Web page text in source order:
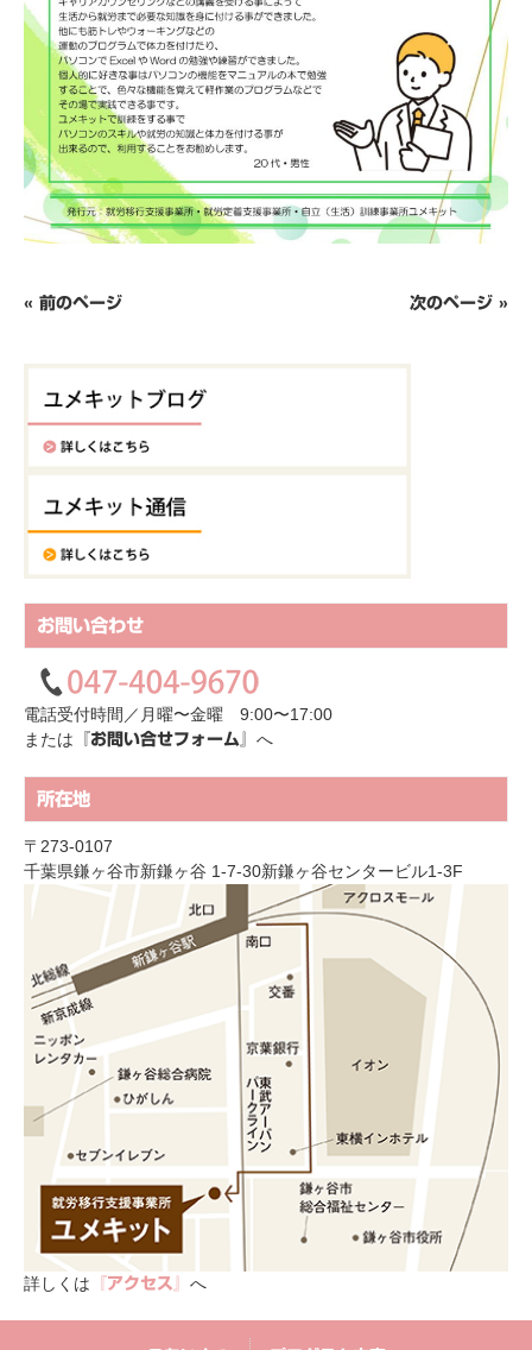
« 前のページ 次のページ »
お問い合わせ
電話受付時間／月曜〜金曜 9:00〜17:00
または 『お問い合せフォーム』 へ
所在地
〒273-0107
千葉県鎌ヶ谷市新鎌ヶ谷 1-7-30新鎌ヶ谷センタービル1-3F
詳しくは 『アクセス』 へ